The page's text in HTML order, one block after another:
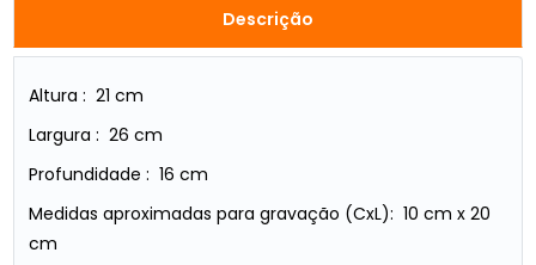
Descrição
Altura : 21 cm
Largura : 26 cm
Profundidade : 16 cm
Medidas aproximadas para gravação (CxL): 10 cm x 20
cm